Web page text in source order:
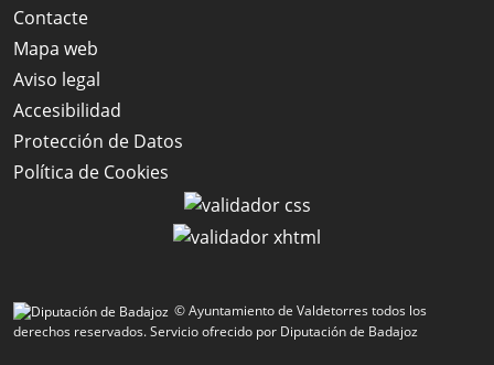
Contacte
Mapa web
Aviso legal
Accesibilidad
Protección de Datos
Política de Cookies
© Ayuntamiento de Valdetorres todos los
derechos reservados.Servicio ofrecido por Diputación de Badajoz